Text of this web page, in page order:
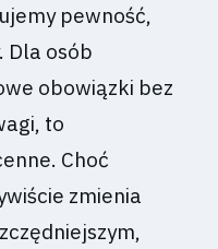
pewność,
Dla osób
obowiązki bez
to
Choć
zmienia